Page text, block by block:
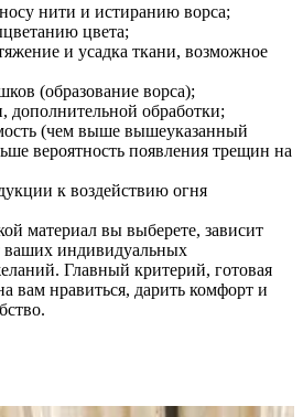
нити и истиранию ворса;
цвета;
и усадка ткани, возможное
(образование ворса);
дополнительной обработки;
(чем выше вышеуказанный
вероятность появления трещин на
к воздействию огня
материал вы выберете, зависит
ваших индивидуальных
Главный критерий, готовая
вам нравиться, дарить комфорт и